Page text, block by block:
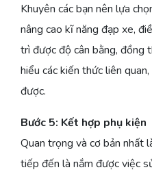
Khuyên các bạn nên lựa
nâng cao kĩ năng đạp xe,
trì được độ cân bằng, đồng
hiểu các kiến thức liên
được.
Bước 5: Kết hợp phụ kiện
Quan trọng và cơ bản nhất
tiếp đến là nắm được việc